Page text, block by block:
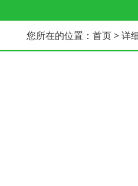
您所在的位置： 首页> 详